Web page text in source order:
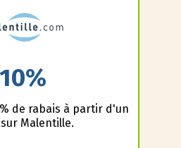
10%
de rabais à partir d'un
Malentille.